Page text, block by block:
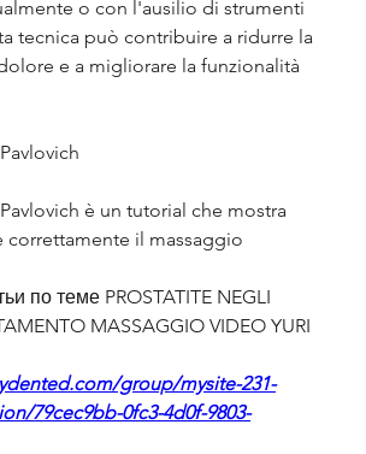
o con l'ausilio di strumenti
tecnica può contribuire a ridurre la
e a migliorare la funzionalità
è un tutorial che mostra
correttamente il massaggio
по теме PROSTATITE NEGLI
MASSAGGIO VIDEO YURI
group/mysite-231-
79cec9bb-0fc3-4d0f-9803-